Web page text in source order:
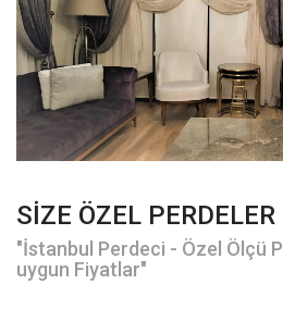
SİZE ÖZEL PERDELER
"İstanbul Perdeci - Özel Ölçü
uygun Fiyatlar"